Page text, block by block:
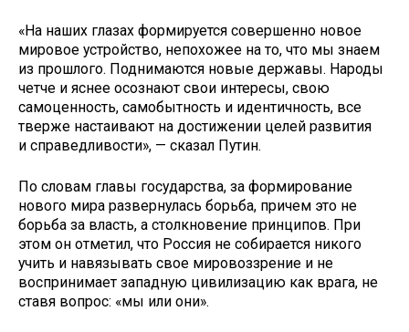
«На наших глазах формируется совершенно новое
мировое устройство, непохожее на то, что мы знаем
из прошлого. Поднимаются новые державы. Народы
четче и яснее осознают свои интересы, свою
самоценность, самобытность и идентичность, все
тверже настаивают на достижении целей развития
и справедливости», — сказал Путин.
По словам главы государства, за формирование
нового мира развернулась борьба, причем это не
борьба за власть, а столкновение принципов. При
этом он отметил, что Россия не собирается никого
учить и навязывать свое мировоззрение и не
воспринимает западную цивилизацию как врага, не
ставя вопрос: «мы или они».